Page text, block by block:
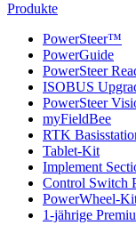
Produkte
PowerSteer™
PowerGuide
PowerSteer
ISOBUS
PowerSteer
myFieldBee
RTK
Tablet-Kit
Implement
Control Switch
PowerWheel-
1-jährige